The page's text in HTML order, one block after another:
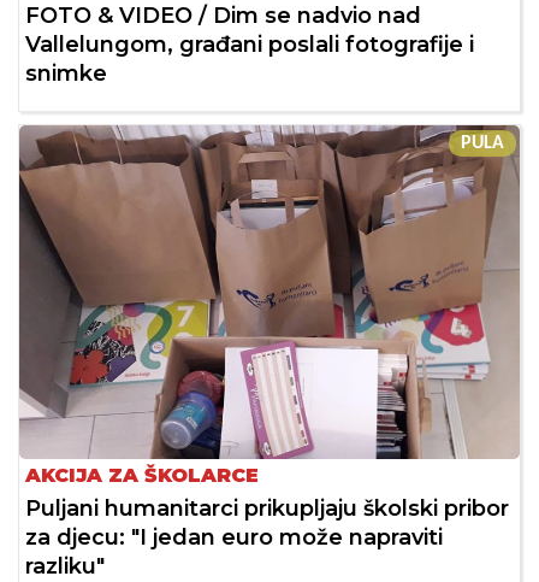
FOTO & VIDEO / Dim se nadvio nad
Vallelungom, građani poslali fotografije i
snimke
PULA
AKCIJA ZA ŠKOLARCE
Puljani humanitarci prikupljaju školski pribor
za djecu: "I jedan euro može napraviti
razliku"